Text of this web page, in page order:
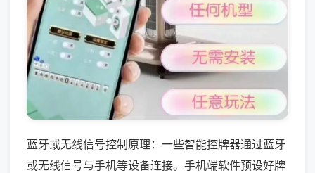
蓝牙或无线信号控制原理：一些智能控牌器通过蓝牙
或无线信号与手机等设备连接。手机端软件预设好牌